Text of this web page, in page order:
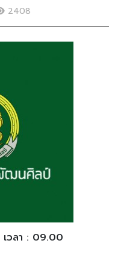
2408
เวลา : 09.00